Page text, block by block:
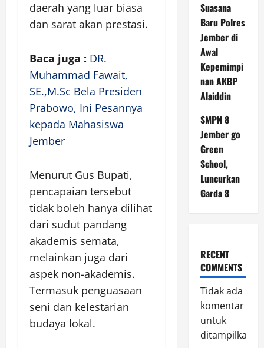
daerah yang luar biasa
dan sarat akan prestasi.
Baca juga : DR.
Muhammad Fawait,
SE.,M.Sc Bela Presiden
Prabowo, Ini Pesannya
kepada Mahasiswa
Jember
Menurut Gus Bupati,
pencapaian tersebut
tidak boleh hanya dilihat
dari sudut pandang
akademis semata,
melainkan juga dari
aspek non-akademis.
Termasuk penguasaan
seni dan kelestarian
budaya lokal.
Suasana
Baru Polres
Jember di
Awal
Kepemimpi
nan AKBP
Alaiddin
SMPN 8
Jember go
Green
School,
Luncurkan
Garda 8
RECENT
COMMENTS
Tidak ada
komentar
untuk
ditampilkan.